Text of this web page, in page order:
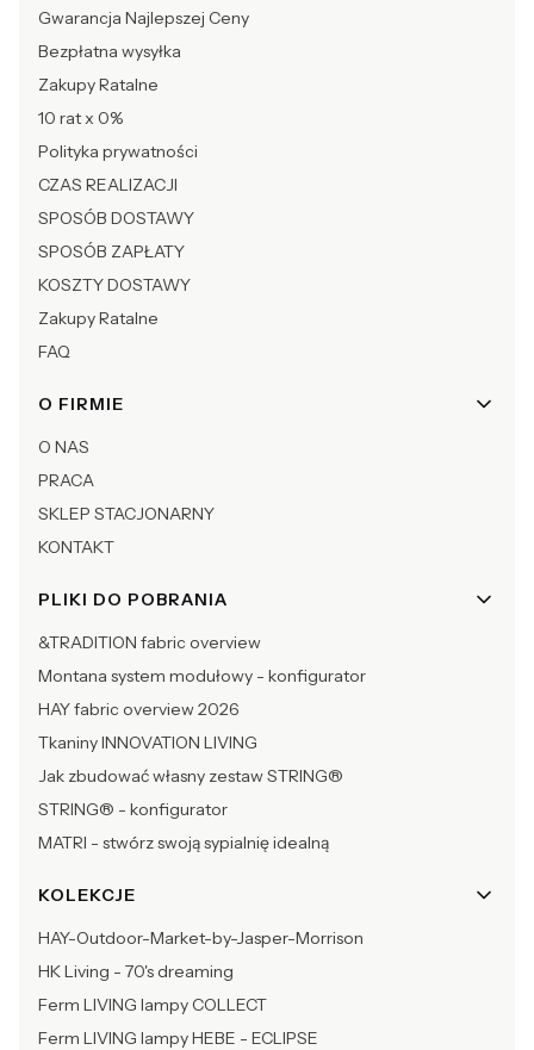
Gwarancja Najlepszej Ceny
Bezpłatna wysyłka
Zakupy Ratalne
10 rat x 0%
Polityka prywatności
CZAS REALIZACJI
SPOSÓB DOSTAWY
SPOSÓB ZAPŁATY
KOSZTY DOSTAWY
Zakupy Ratalne
FAQ
O FIRMIE
O NAS
PRACA
SKLEP STACJONARNY
KONTAKT
PLIKI DO POBRANIA
&TRADITION fabric overview
Montana system modułowy - konfigurator
HAY fabric overview 2026
Tkaniny INNOVATION LIVING
Jak zbudować własny zestaw STRING®
STRING® - konfigurator
MATRI - stwórz swoją sypialnię idealną
KOLEKCJE
HAY-Outdoor-Market-by-Jasper-Morrison
HK Living - 70's dreaming
Ferm LIVING lampy COLLECT
Ferm LIVING lampy HEBE - ECLIPSE